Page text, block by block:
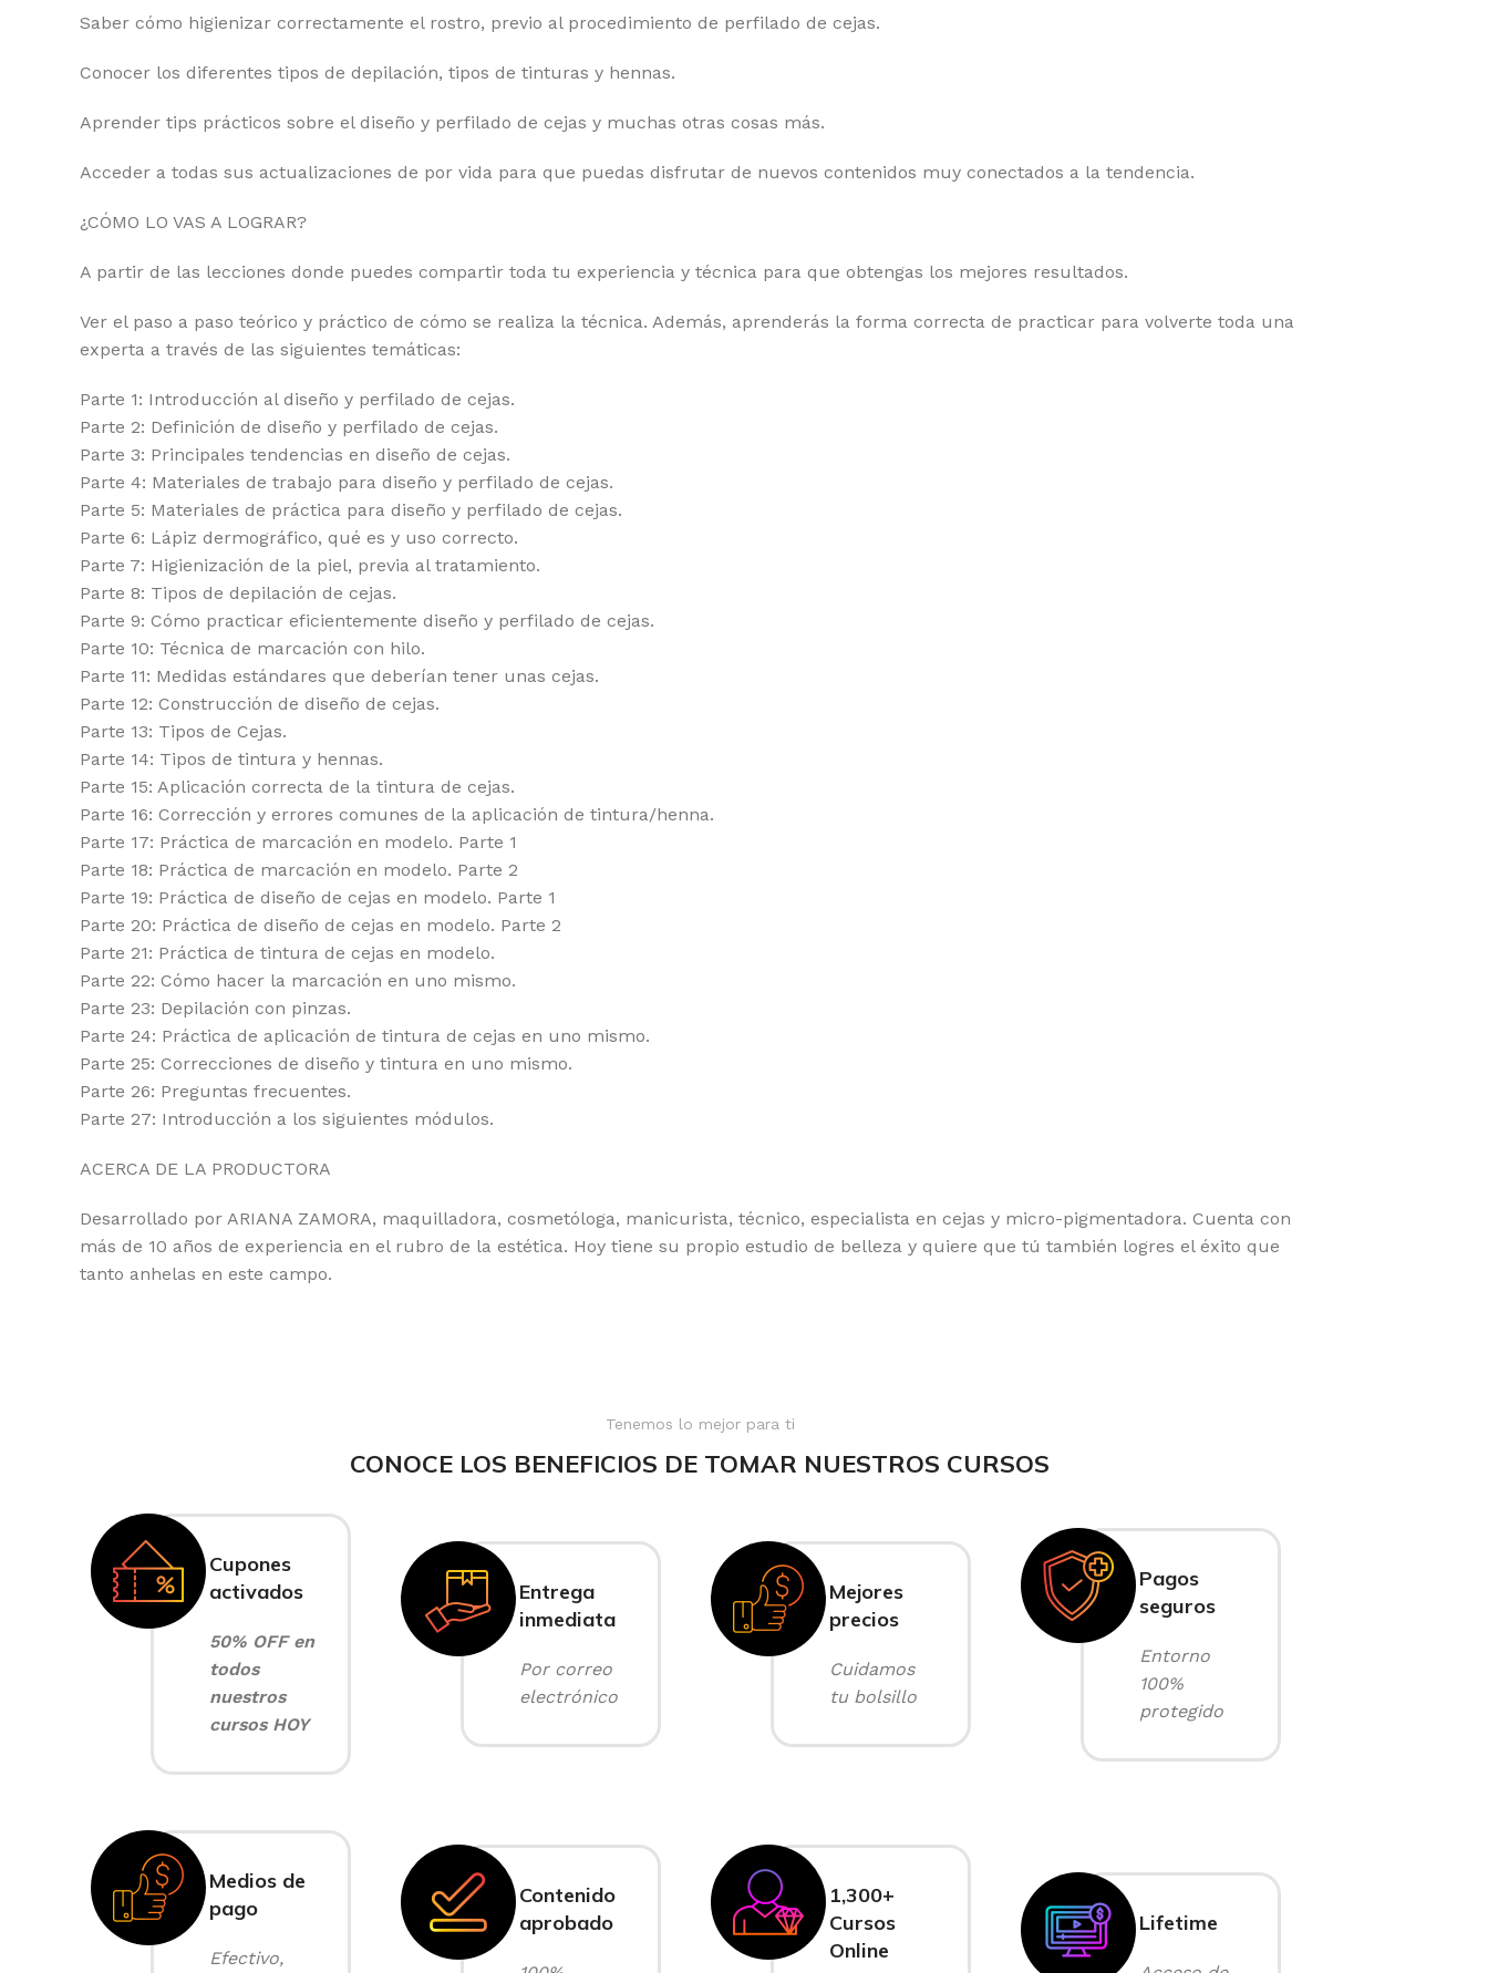
Saber cómo higienizar correctamente el rostro, previo al procedimiento de perfilado de cejas.
Conocer los diferentes tipos de depilación, tipos de tinturas y hennas.
Aprender tips prácticos sobre el diseño y perfilado de cejas y muchas otras cosas más.
Acceder a todas sus actualizaciones de por vida para que puedas disfrutar de nuevos contenidos muy conectados a la tendencia.
¿CÓMO LO VAS A LOGRAR?
A partir de las lecciones donde puedes compartir toda tu experiencia y técnica para que obtengas los mejores resultados.
Ver el paso a paso teórico y práctico de cómo se realiza la técnica. Además, aprenderás la forma correcta de practicar para volverte toda una
experta a través de las siguientes temáticas:
Parte 1: Introducción al diseño y perfilado de cejas.
Parte 2: Definición de diseño y perfilado de cejas.
Parte 3: Principales tendencias en diseño de cejas.
Parte 4: Materiales de trabajo para diseño y perfilado de cejas.
Parte 5: Materiales de práctica para diseño y perfilado de cejas.
Parte 6: Lápiz dermográfico, qué es y uso correcto.
Parte 7: Higienización de la piel, previa al tratamiento.
Parte 8: Tipos de depilación de cejas.
Parte 9: Cómo practicar eficientemente diseño y perfilado de cejas.
Parte 10: Técnica de marcación con hilo.
Parte 11: Medidas estándares que deberían tener unas cejas.
Parte 12: Construcción de diseño de cejas.
Parte 13: Tipos de Cejas.
Parte 14: Tipos de tintura y hennas.
Parte 15: Aplicación correcta de la tintura de cejas.
Parte 16: Corrección y errores comunes de la aplicación de tintura/henna.
Parte 17: Práctica de marcación en modelo. Parte 1
Parte 18: Práctica de marcación en modelo. Parte 2
Parte 19: Práctica de diseño de cejas en modelo. Parte 1
Parte 20: Práctica de diseño de cejas en modelo. Parte 2
Parte 21: Práctica de tintura de cejas en modelo.
Parte 22: Cómo hacer la marcación en uno mismo.
Parte 23: Depilación con pinzas.
Parte 24: Práctica de aplicación de tintura de cejas en uno mismo.
Parte 25: Correcciones de diseño y tintura en uno mismo.
Parte 26: Preguntas frecuentes.
Parte 27: Introducción a los siguientes módulos.
ACERCA DE LA PRODUCTORA
Desarrollado por ARIANA ZAMORA, maquilladora, cosmetóloga, manicurista, técnico, especialista en cejas y micro-pigmentadora. Cuenta con
más de 10 años de experiencia en el rubro de la estética. Hoy tiene su propio estudio de belleza y quiere que tú también logres el éxito que
tanto anhelas en este campo.
Tenemos lo mejor para ti
CONOCE LOS BENEFICIOS DE TOMAR NUESTROS CURSOS
Cupones
activados
50% OFF en
todos
nuestros
cursos HOY
Entrega
inmediata
Por correo
electrónico
Mejores
precios
Cuidamos
tu bolsillo
Pagos
seguros
Entorno
100%
protegido
Medios de
pago
Efectivo,
Contenido
aprobado
1,300+
Cursos
Online
Lifetime